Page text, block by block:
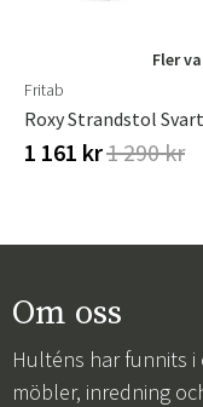
Fler
Fritab
Roxy Strandstol Svart
1 161 kr1 290 kr
Om oss
Hulténs har funnits i
möbler, inredning